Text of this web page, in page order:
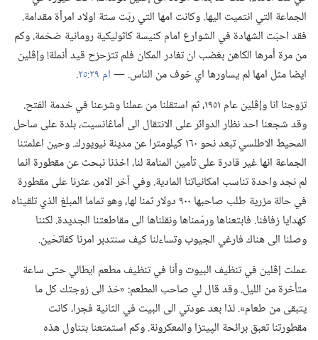
الجماعة التي انتميت اليها.‏ وكانت امها التي ربّت ستة اولاد امرأة مقدامة.‏
فقد احبّت الشهادة في الشوارع امام كنيسة كاثوليكية رومانية ضخمة.‏ وكم
من مرة أمرها الكاهن بغضب ان تغادر المكان فلم تتزحزح قيد أنملة!‏ وإڤلين
ايضا مثل امها لم يساورها اي خوف من الناس.‏ —‏ام ٢٩:‏٢٥
‏.‏
تزوجنا انا وإڤلين عام ١٩٥١،‏ ثم استقلنا من عملنا وشرعنا في خدمة الفتح.‏
وقد شجعنا احد نظار الدوائر على الانتقال الى أماڠانسيت،‏ بلدة على ساحل
المحيط الاطلسي تبعد نحو ١٦٠ كيلومترا عن مدينة نيويورك.‏ وحين اعلمتنا
الجماعة انها غير قادرة على تأمين المنامة لنا،‏ اخذنا نبحث عن مقطورة انما
لم نجد واحدة تناسب امكانياتنا المادية.‏ وفي آخر الامر،‏ عثرنا على مقطورة
في حالة مزرية طلب صاحبها ٩٠٠ دولار ثمنا لها،‏ وهو تماما المبلغ الذي تلقيناه
كهدايا زفافنا.‏ فابتعناها ورمّمناها ونقلناها الى مقاطعتنا الجديدة.‏ لكننا
وصلنا الى هناك فارغي الجيوب وتساءلنا كيف سنتدبر امرنا كفاتحَين.‏
عملت إڤلين في تنظيف البيوت وأنا في تنظيف مطعم ايطالي حتى ساعة
متأخرة من الليل.‏ وقد قال لي صاحب المطعم:‏ «خذ الى زوجتك كل ما
يتبقى من طعام».‏ لذا بعد عودتي الى البيت في الثانية فجرا،‏ كانت
مقطورتنا تعبق برائحة الپيتزا والمعكرونة.‏ وكم استمتعنا بتناول هذه